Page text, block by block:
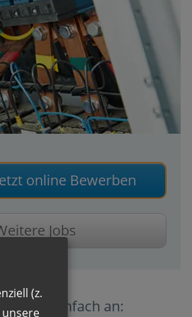
online Bewerben
Jobs
uns einfach an:
(z.